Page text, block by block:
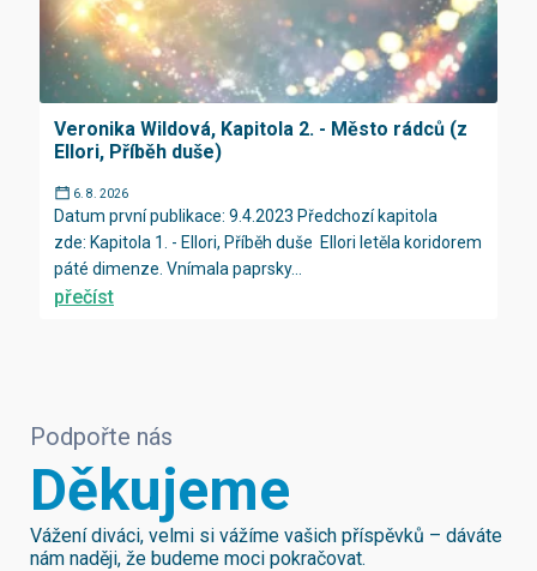
Veronika Wildová, Kapitola 2. - Město rádců (z
Ellori, Příběh duše)
6. 8. 2026
Datum první publikace: 9.4.2023 Předchozí kapitola
zde: Kapitola 1. - Ellori, Příběh duše Ellori letěla koridorem
páté dimenze. Vnímala paprsky...
přečíst
Podpořte nás
Děkujeme
Vážení diváci, velmi si vážíme vašich příspěvků – dáváte
nám naději, že budeme moci pokračovat.